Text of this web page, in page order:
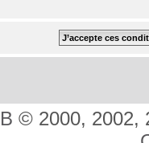
© 2000, 2002,